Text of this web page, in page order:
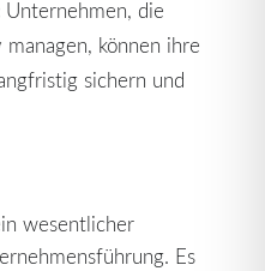
Unternehmen, die
können ihre
sichern und
wesentlicher
Es